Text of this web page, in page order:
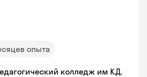
опыта
колледж им К.Д.